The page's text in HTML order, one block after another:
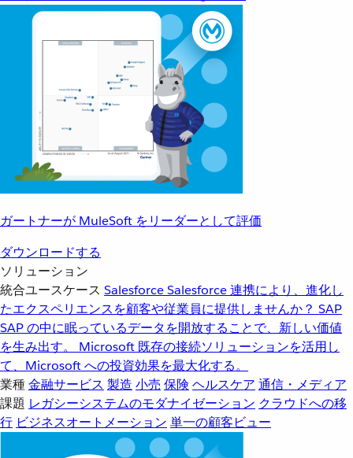
ガートナーが MuleSoft をリーダーとして評価
ダウンロードする
ソリューション
統合ユースケース SalesforceSalesforce 連携により、進化し
たエクスペリエンスを顧客や従業員に提供しませんか？ SAP
SAP の中に眠っているデータを開放することで、新しい価値
を生み出す。
Microsoft 既存の接続ソリューションを活用し
て、Microsoft への投資効果を最大化する。
業種金融サービス 製造 小売 保険 ヘルスケア 通信・メディア
課題 レガシーシステムのモダナイゼーション クラウドへの移
行 ビジネスオートメーション 単一の顧客ビュー